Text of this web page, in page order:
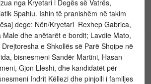
nga Kryetari i Degës së Vatrës,
Spahiu. Ishin të pranishëm në takim
dege: Nën/Kryetari Rexhep Gabrica,
Male dhe anëtarët e bordit; Lavdie Mato,
e Shkollës së Parë Shqipe në
bisnesmeni Sandër Martini, Hasan
Gjon Lleshi, dhe kandidatët për
Indrit Këllezi dhe pinjolli i familjes